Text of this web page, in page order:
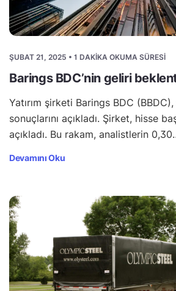
ŞUBAT 21, 2025 • 1 DAKIKA OKUMA SÜRESI
Barings BDC’nin geliri
Yatırım şirketi Barings BDC
sonuçlarını açıkladı. Şirket, hisse
açıkladı. Bu rakam, analistlerin
Devamını Oku